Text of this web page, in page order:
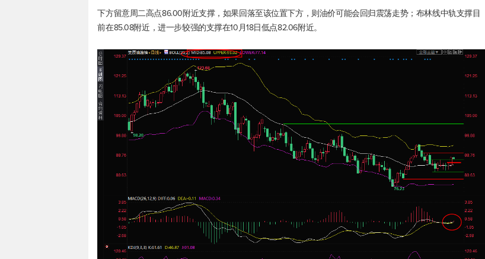
下方留意周二高点86.00附近支撑，如果回落至该位置下方，则油价可能会回归震荡走势；布林线中轨支撑目
前在85.08附近，进一步较强的支撑在10月18日低点82.06附近。